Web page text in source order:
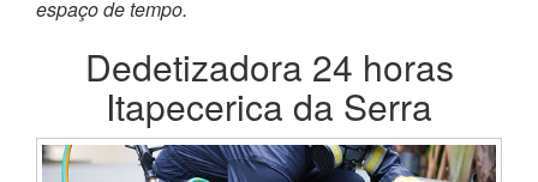
espaço de tempo.
Dedetizadora 24 horas
Itapecerica da Serra